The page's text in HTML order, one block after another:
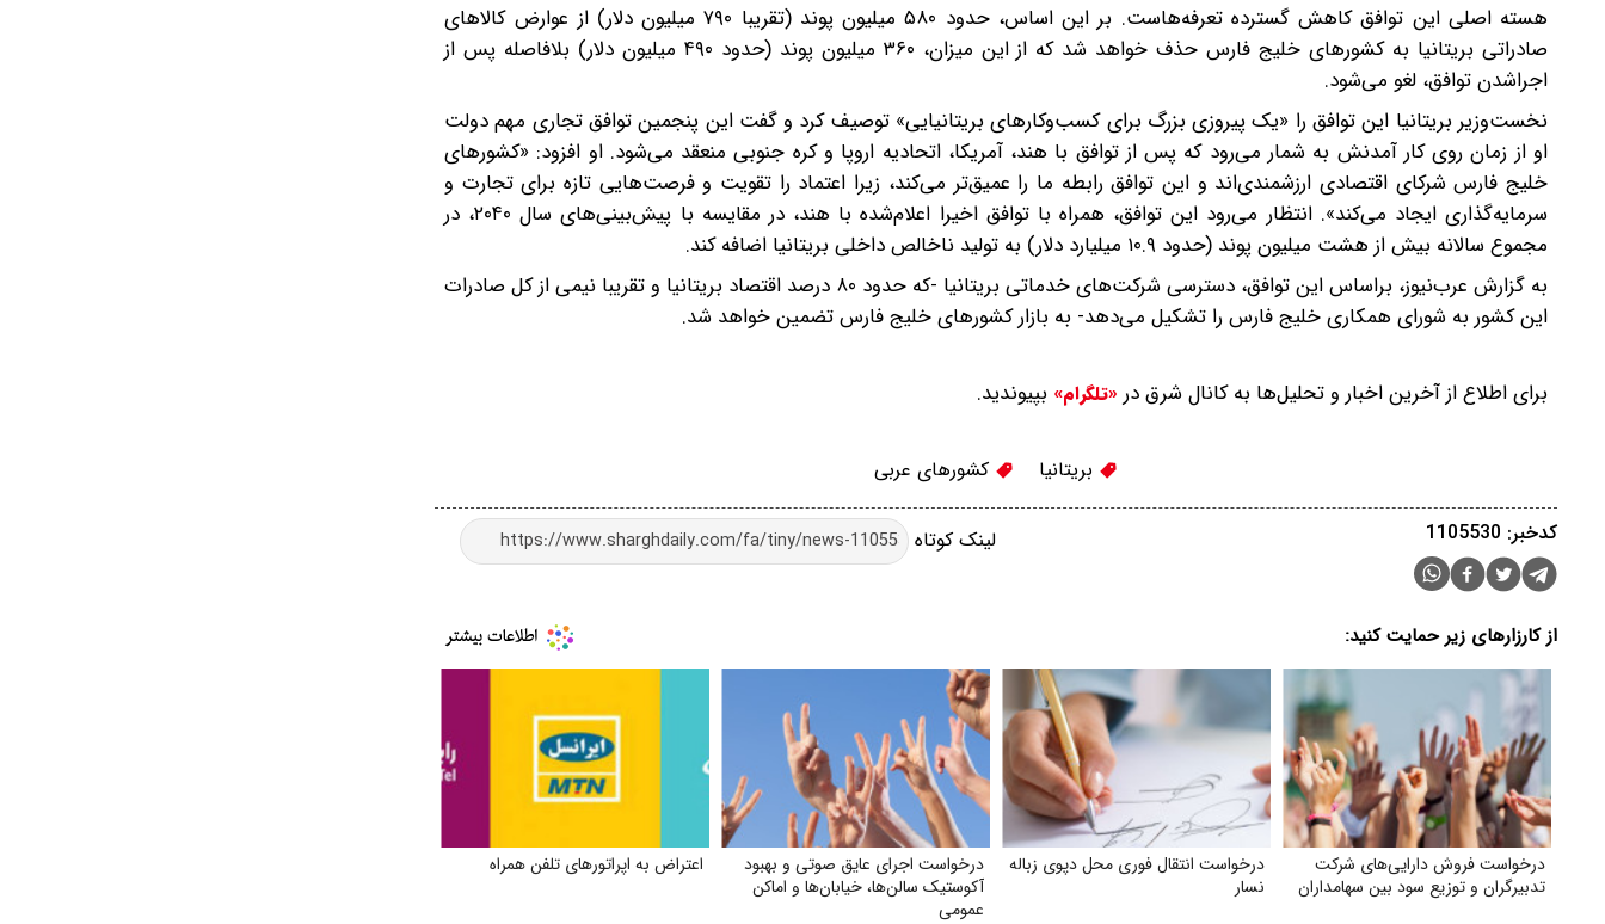
هسته اصلی این توافق کاهش گسترده تعرفه‌هاست. بر این اساس، حدود ۵۸۰ میلیون پوند (تقریبا ۷۹۰ میلیون دلار) از عوارض کالاهای
صادراتی بریتانیا به کشورهای خلیج فارس حذف خواهد شد که از این میزان، ۳۶۰ میلیون پوند (حدود ۴۹۰ میلیون دلار) بلافاصله پس از
اجراشدن توافق، لغو می‌شود.
نخست‌وزیر بریتانیا‌ این توافق را «یک پیروزی بزرگ برای کسب‌وکارهای بریتانیایی» توصیف کرد و گفت این پنجمین توافق تجاری مهم دولت
او از زمان روی کار آمدنش به شمار می‌رود که پس از توافق با هند، آمریکا، اتحادیه اروپا و کره جنوبی منعقد می‌شود. او افزود: «کشورهای
خلیج فارس شرکای اقتصادی ارزشمندی‌اند و این توافق رابطه ما را عمیق‌تر می‌کند، زیرا اعتماد را تقویت و فرصت‌هایی تازه‌ برای تجارت و
سرمایه‌گذاری ایجاد می‌کند». انتظار می‌رود این توافق، همراه با توافق اخیرا اعلام‌شده با هند، در مقایسه با پیش‌بینی‌های سال ۲۰۴۰، در
مجموع سالانه بیش از هشت میلیون پوند (حدود ۱۰.۹ میلیارد دلار) به تولید ناخالص داخلی بریتانیا اضافه کند.
به گزارش عرب‌نیوز، براساس این توافق، دسترسی شرکت‌های خدماتی بریتانیا -که حدود ۸۰ درصد اقتصاد بریتانیا و تقریبا نیمی از کل صادرات
این کشور به شورای همکاری خلیج فارس را تشکیل می‌دهد- به بازار کشورهای خلیج فارس تضمین خواهد شد.
برای اطلاع از آخرین اخبار و تحلیل‌ها به کانال شرق در «تلگرام» بپیوندید.
بریتانیا کشورهای عربی
لینک کوتاه کدخبر: 1105530
از کارزارهای زیر حمایت کنید:
درخواست فروش دارایی‌های شرکت
تدبیرگران و توزیع سود بین سهامداران
درخواست انتقال فوری محل دپوی زباله
نسار
درخواست اجرای عایق صوتی و بهبود
آکوستیک سالن‌ها، خیابان‌ها و اماکن
عمومی
اعتراض به اپراتورهای تلفن همراه